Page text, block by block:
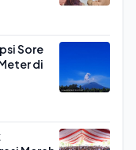
Sore
di